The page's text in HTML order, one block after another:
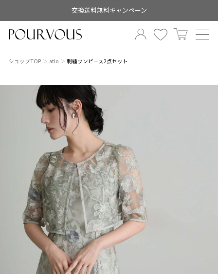
交換送料無料キャンペーン
ショップTOP atlo 刺繍ワンピース2点セット